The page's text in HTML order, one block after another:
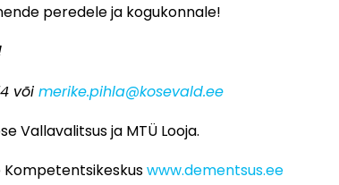
peredele ja kogukonnale!
või merike.pihla@kosevald.ee
Vallavalitsus ja MTÜ Looja.
www.dementsus.ee